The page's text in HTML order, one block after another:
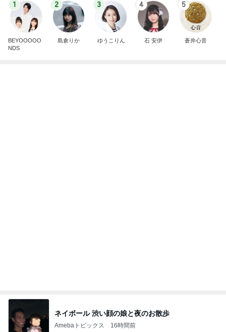
1
BEYOOOOO
NDS
2
島倉りか
3
ゆうこりん
4
石 安伊
5
蒼井心音
ネイボール 渋い顔の娘と夜のお散歩
Amebaトピックス 16時間前